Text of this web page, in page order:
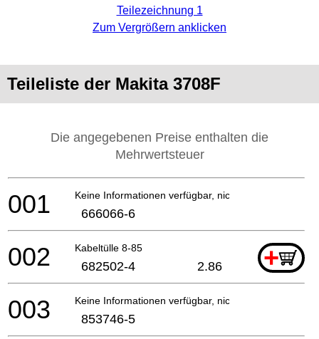
Teilezeichnung 1
Zum Vergrößern anklicken
Teileliste der Makita 3708F
Die angegebenen Preise enthalten die
Mehrwertsteuer
Keine Informationen verfügbar, nicht bestellbar
001 666066-6
Kabeltülle 8-85 +
002 682502-4 2.86
Keine Informationen verfügbar, nicht bestellbar
003 853746-5